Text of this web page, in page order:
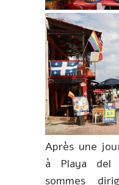
Après une
à Playa del
sommes